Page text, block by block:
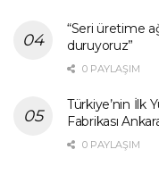
“Seri üretime
duruyoruz”
0 PAYLAŞIM
Türkiye’nin İlk
Fabrikası
0 PAYLAŞIM